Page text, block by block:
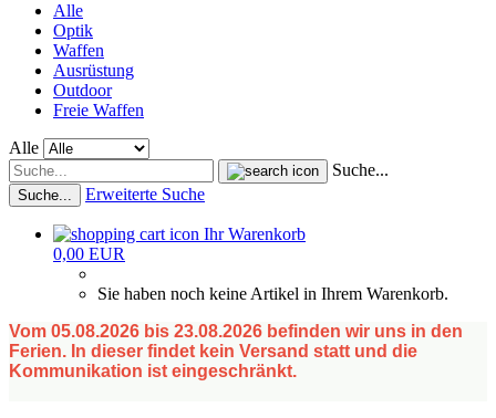
Alle
Optik
Waffen
Ausrüstung
Outdoor
Freie Waffen
Alle
Suche...
Suche... Erweiterte Suche
Ihr Warenkorb
0,00 EUR
Sie haben noch keine Artikel in Ihrem Warenkorb.
Vom 05.08.2026 bis 23.08.2026 befinden wir uns in den
Ferien. In dieser findet kein Versand statt und die
Kommunikation ist eingeschränkt.